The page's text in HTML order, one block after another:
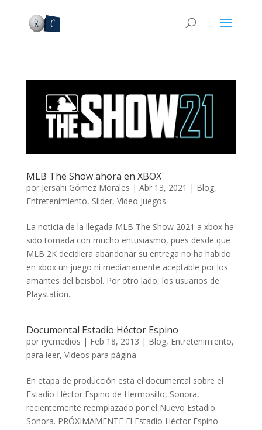
MLB The Show ahora en XBOX
por Jersahi Gómez Morales | Abr 13, 2021 | Blog,
Entretenimiento, Slider, Video Juegos
La noticia de la llegada MLB The Show 2021 a xbox ha
sido tomada con mucho entusiasmo, pues desde que
MLB 2K decidiera abandonar su entrega no ha habido
en xbox un juego ni medianamente aceptable por los
amantes del beisbol. Por otro lado, los usuarios de
Playstation...
Documental Estadio Héctor Espino
por rycmedios | Feb 18, 2013 | Blog, Entretenimiento,
para leer, Videos para página
En etapa de producción esta el documental sobre el
Estadio Héctor Espino de Hermosillo, Sonora,
recientemente reemplazado por el Nuevo Estadio
Sonora. PRÓXIMAMENTE El Estadio Héctor Espino